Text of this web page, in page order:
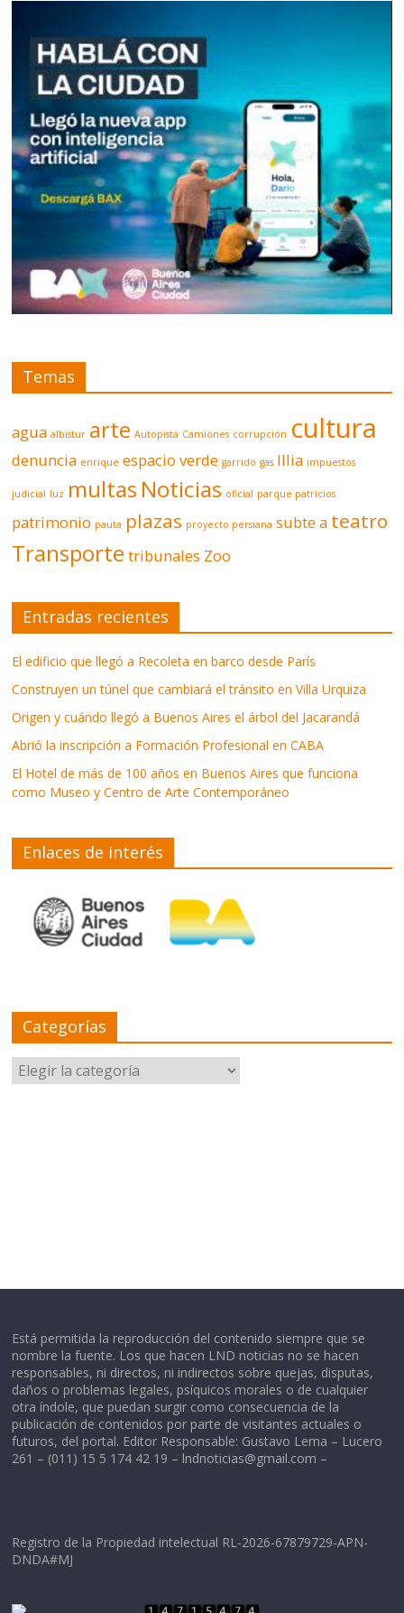
Temas
agua albistur arte Autopista Camiones corrupción cultura
denuncia enrique espacio verde garrido gas Illia impuestos
judicial luz multas Noticias oficial parque patricios
patrimonio pauta plazas proyecto persiana subte a teatro
Transporte tribunales Zoo
Entradas recientes
El edificio que llegó a Recoleta en barco desde París
Construyen un túnel que cambiará el tránsito en Villa Urquiza
Origen y cuándo llegó a Buenos Aires el árbol del Jacarandá
Abrió la inscripción a Formación Profesional en CABA
El Hotel de más de 100 años en Buenos Aires que funciona
como Museo y Centro de Arte Contemporáneo
Enlaces de interés
Categorías
Categorías
Está permitida la reproducción del contenido siempre que se
nombre la fuente. Los que hacen LND noticias no se hacen
responsables, ni directos, ni indirectos sobre quejas, disputas,
daños o problemas legales, psíquicos morales o de cualquier
otra índole, que puedan surgir como consecuencia de la
publicación de contenidos por parte de visitantes actuales o
futuros, del portal. Editor Responsable: Gustavo Lema – Lucero
261 – (011) 15 5 174 42 19 – lndnoticias@gmail.com –
Registro de la Propiedad intelectual RL-2026-67879729-APN-
DNDA#MJ